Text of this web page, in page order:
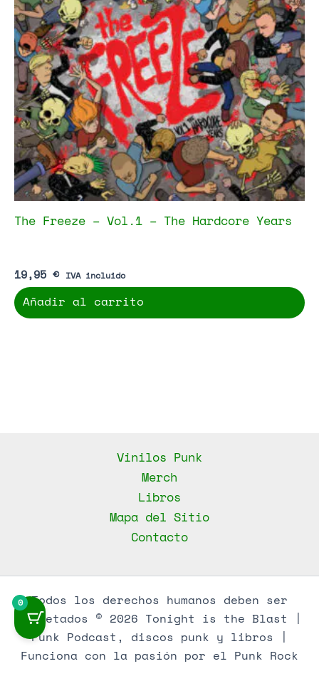
The Freeze – Vol.1 – The Hardcore Years
19,95 € IVA incluido
Añadir al carrito
Vinilos Punk
Merch
Libros
Mapa del Sitio
Contacto
Todos los derechos humanos deben ser
respetados © 2026 Tonight is the Blast |
Punk Podcast, discos punk y libros |
Funciona con la pasión por el Punk Rock
0